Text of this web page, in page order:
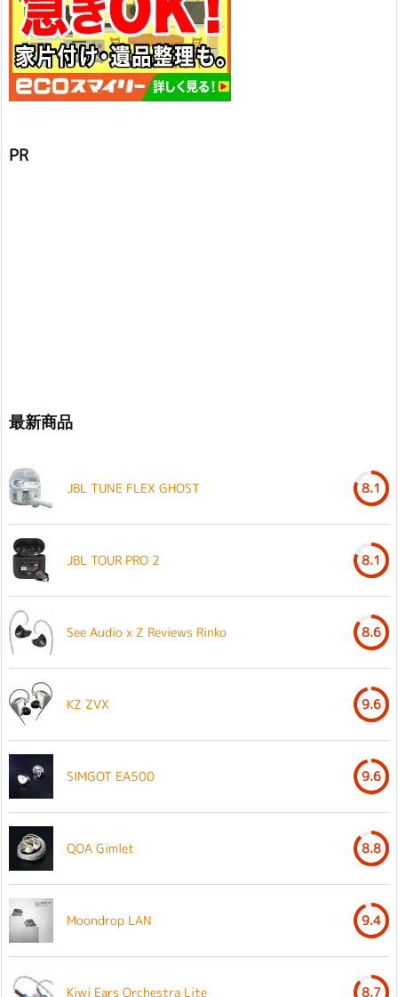
PR
最新商品
JBL TUNE FLEX GHOST 8.1
JBL TOUR PRO 2 8.1
See Audio x Z Reviews Rinko 8.6
KZ ZVX 9.6
SIMGOT EA500 9.6
QOA Gimlet 8.8
Moondrop LAN 9.4
Kiwi Ears Orchestra Lite 8.7